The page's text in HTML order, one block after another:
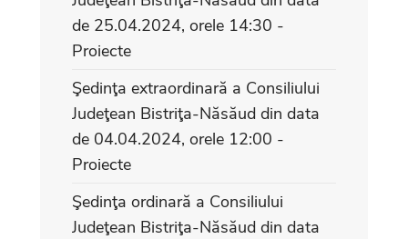
de 25.04.2024, orele 14:30 -
Proiecte
Şedinţa extraordinară a Consiliului
Judeţean Bistriţa-Năsăud din data
de 04.04.2024, orele 12:00 -
Proiecte
Şedinţa ordinară a Consiliului
Judeţean Bistriţa-Năsăud din data